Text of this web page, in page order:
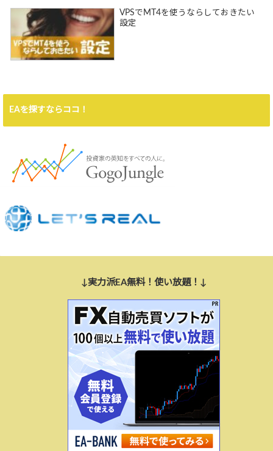
VPSでMT4を使うならしておきたい
設定
EAを探すならココ！
↓実力派EA無料！使い放題！↓